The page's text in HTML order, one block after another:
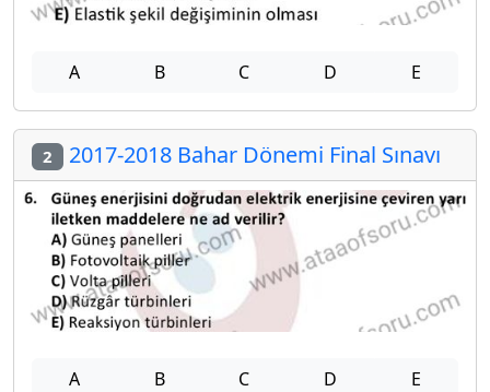
A B C D E
2 2017-2018 Bahar Dönemi Final Sınavı
A B C D E